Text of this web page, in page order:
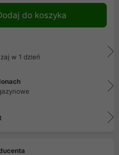
do koszyka
w 1 dzień